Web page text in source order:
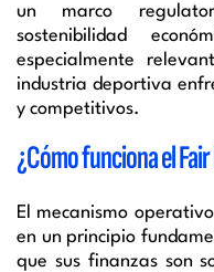
un marco
sostenibilidad
especialmente
industria deportiva
y competitivos.
¿Cómo funciona el
El mecanismo
en un principio
que sus finanzas son